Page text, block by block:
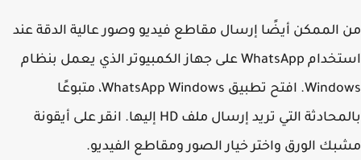
الممكن أيضًا إرسال مقاطع فيديو وصور عالية الدقة عند
استخدام WhatsApp على جهاز الكمبيوتر الذي يعمل بنظام
Windows. افتح تطبيق WhatsApp Windows، متبوعًا
بالمحادثة التي تريد إرسال ملف HD إليها. انقر على أيقونة
الورق واختر خيار الصور ومقاطع الفيديو.